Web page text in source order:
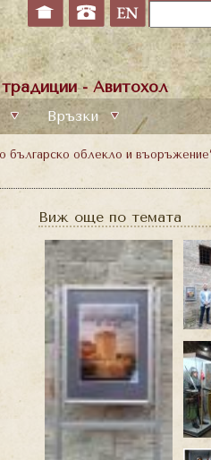
- Авитохол
Връзки
българско облекло и
Виж още по темата